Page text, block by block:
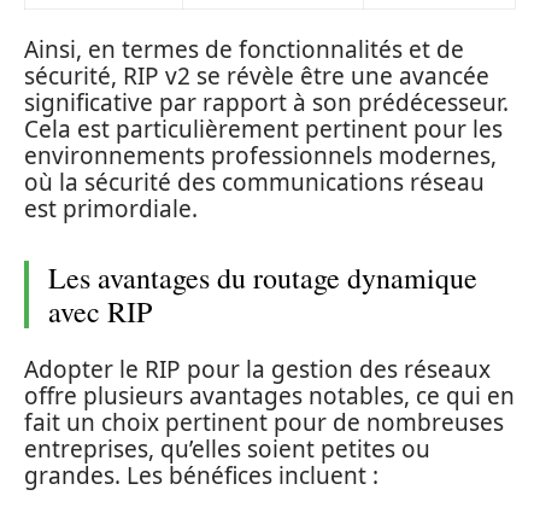
Ainsi, en termes de fonctionnalités et de
sécurité, RIP v2 se révèle être une avancée
significative par rapport à son prédécesseur.
Cela est particulièrement pertinent pour les
environnements professionnels modernes,
où la sécurité des communications réseau
est primordiale.
Les avantages du routage dynamique
avec RIP
Adopter le RIP pour la gestion des réseaux
offre plusieurs avantages notables, ce qui en
fait un choix pertinent pour de nombreuses
entreprises, qu’elles soient petites ou
grandes. Les bénéfices incluent :